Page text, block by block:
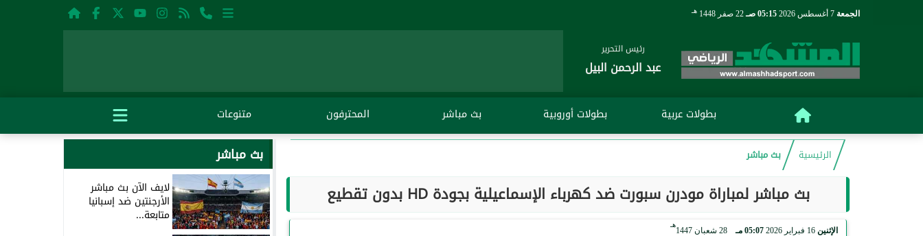
الجمعة 05:15 صـ 22 صفر 1448 هـ
رئيس التحرير
عبد الرحمن البيل
بطولات عربية بطولات أوروبية بث مباشر المحترفون متنوعات
الرئيسية بث مباشر
بث مباشر لمباراة مودرن سبورت ضد كهرباء الإسماعيلية بجودة HD بدون تقطيع
الإثنين 16 فبراير 2026 05:07 مـ 28 شعبان 1447
هـ
بث مباشر
لايف الآن بث مباشر
الأرجنتين ضد إسبانيا
متابعة...